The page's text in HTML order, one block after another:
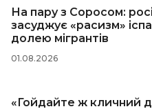
На пару з Соросом:
засуджує «расизм»
долею мігрантів
01.08.2026
«Гойдайте ж кличний